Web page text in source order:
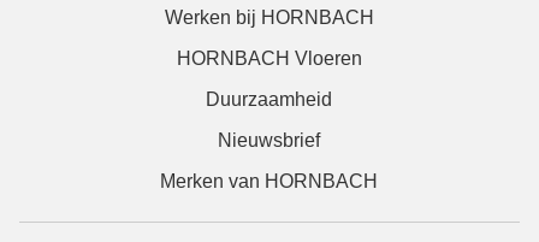
Werken bij HORNBACH
HORNBACH Vloeren
Duurzaamheid
Nieuwsbrief
Merken van HORNBACH